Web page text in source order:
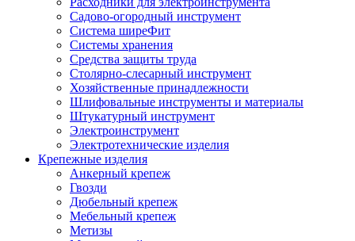
Садово-огородный инструмент
Система ширеФит
Системы хранения
Средства защиты труда
Столярно-слесарный инструмент
Хозяйственные принадлежности
Шлифовальные инструменты и материалы
Штукатурный инструмент
Электроинструмент
Электротехнические изделия
Крепежные изделия
Анкерный крепеж
Гвозди
Дюбельный крепеж
Мебельный крепеж
Метизы